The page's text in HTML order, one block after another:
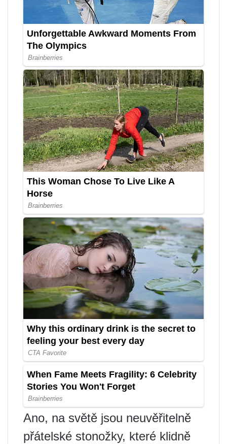
Ano, na světě jsou neuvěřitelně
přátelské stonožky, které klidně